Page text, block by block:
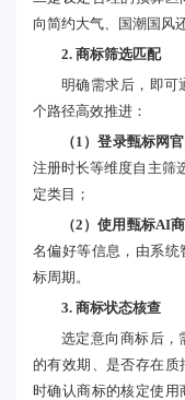
向简约大气、国潮国风
2. 商标筛选匹配
明确需求后，即可
个路径高效推进：
（1 ）登录甄标网
注册时长等维度自主筛
定类目；
（2）使用甄标AI
名偏好等信息，由系
标周期。
3. 商标状态核查
选定意向商标后，
的有效期、是否存在
时确认商标的核定使